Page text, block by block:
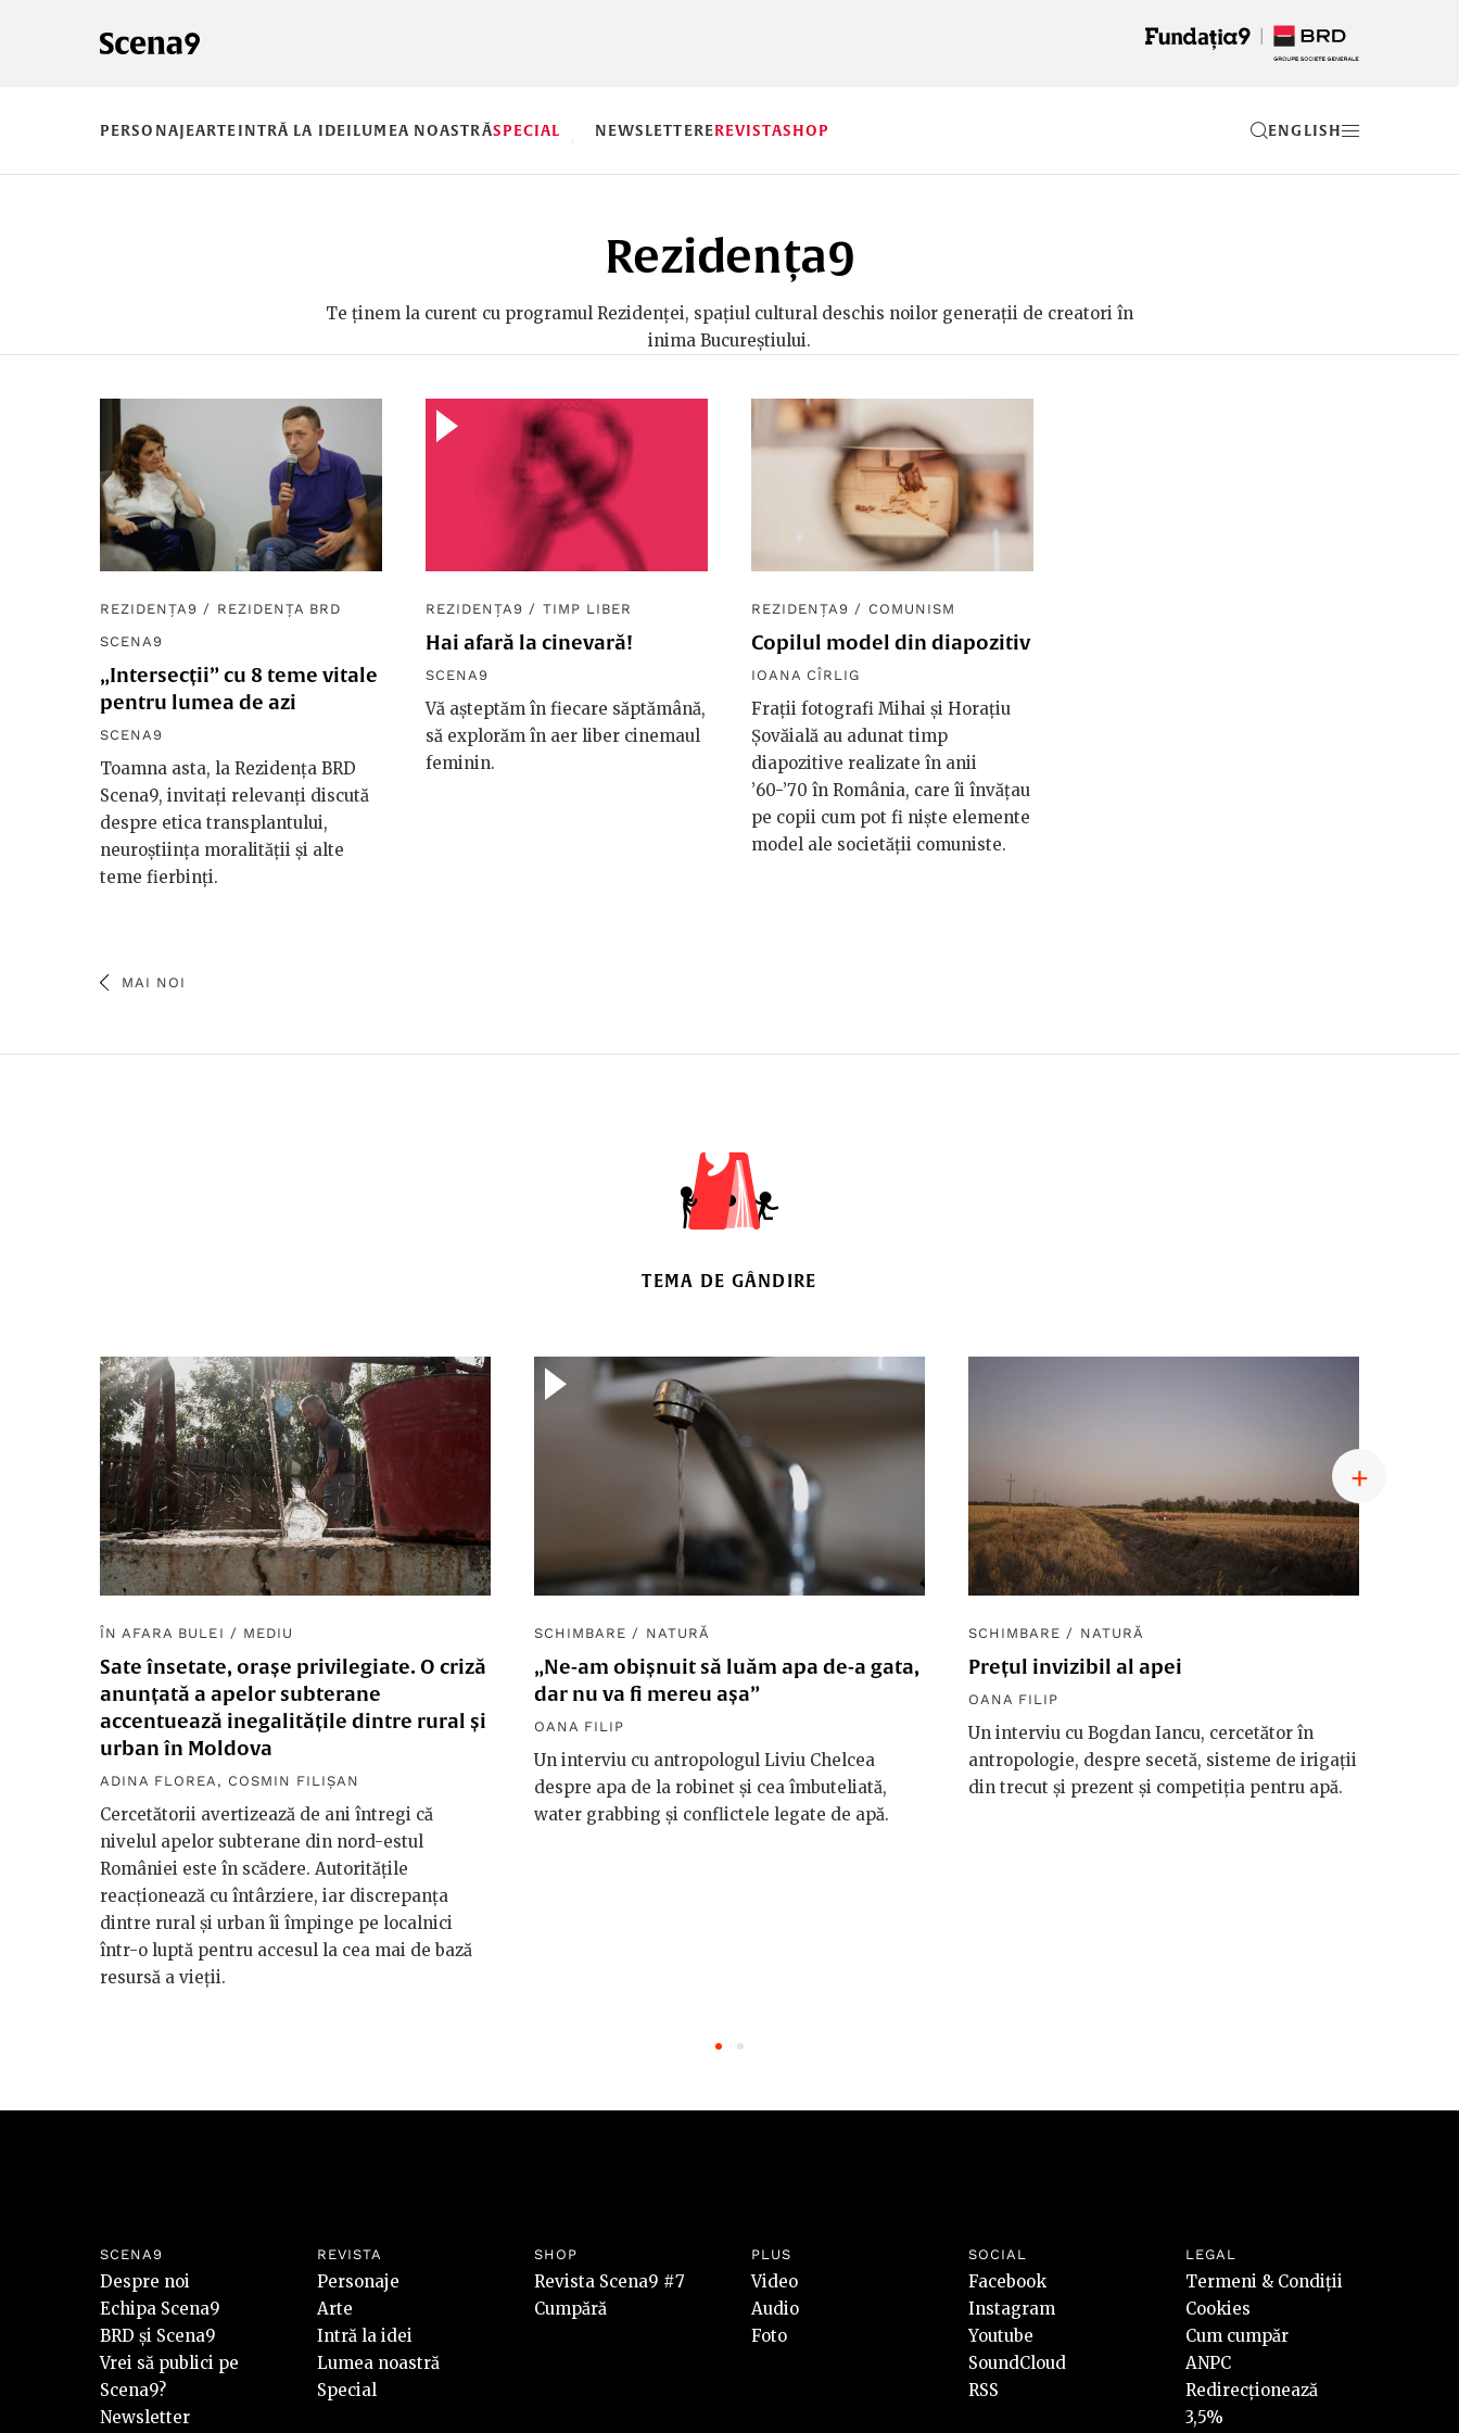
PERSONAJEARTEINTRĂ LA IDEILUMEA NOASTRĂSPECIAL NEWSLETTEREREVISTASHOP EN
Rezidența9
Te ținem la curent cu programul Rezidenței, spațiul cultural deschis noilor generații de creatori în
inima Bucureștiului.
REZIDENȚA9 / REZIDENȚA BRD
SCENA9
„Intersecții” cu 8 teme vitale
pentru lumea de azi
SCENA9
Toamna asta, la Rezidența BRD
Scena9, invitați relevanți discută
despre etica transplantului,
neuroștiința moralității și alte
teme fierbinți.
REZIDENȚA9 / TIMP LIBER
Hai afară la cinevară!
SCENA9
Vă așteptăm în fiecare săptămână,
să explorăm în aer liber cinemaul
feminin.
REZIDENȚA9 / COMUNISM
Copilul model din diapozitiv
IOANA CÎRLIG
Frații fotografi Mihai și Horațiu
Șovăială au adunat timp
diapozitive realizate în anii
’60-’70 în România, care îi învățau
pe copii cum pot fi niște elemente
model ale societății comuniste.
MAI NOI
TEMA DE GÂNDIRE
ÎN AFARA BULEI / MEDIU
Sate însetate, orașe privilegiate. O criză
anunțată a apelor subterane
accentuează inegalitățile dintre rural și
urban în Moldova
ADINA FLOREA , COSMIN FILIȘAN
Cercetătorii avertizează de ani întregi că
nivelul apelor subterane din nord-estul
României este în scădere. Autoritățile
reacționează cu întârziere, iar discrepanța
dintre rural și urban îi împinge pe localnici
într-o luptă pentru accesul la cea mai de bază
resursă a vieții.
SCHIMBARE / NATURĂ
„Ne-am obișnuit să luăm apa de-a gata,
dar nu va fi mereu așa”
OANA FILIP
Un interviu cu antropologul Liviu Chelcea
despre apa de la robinet și cea îmbuteliată,
water grabbing și conflictele legate de apă.
SCHIMBARE / NATURĂ
Prețul invizibil al apei
OANA FILIP
Un interviu cu Bogdan Iancu, cercetător în
antropologie, despre secetă, sisteme de irigații
din trecut și prezent și competiția pentru apă.
SCENA9
Despre noi
Echipa Scena9
BRD și Scena9
Vrei să publici pe
Scena9?
Newsletter
REVISTA
Personaje
Arte
Intră la idei
Lumea noastră
Special
SHOP
Revista Scena9 #7
Cumpără
PLUS
Video
Audio
Foto
SOCIAL
Facebook
Instagram
Youtube
SoundCloud
RSS
LEGAL
Termeni & Condiții
Cookies
Cum cumpăr
ANPC
Redirecționează
3,5%